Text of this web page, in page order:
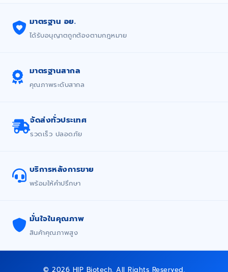
มาตรฐาน อย.
ได้รับอนุญาตถูกต้องตามกฎหมาย
มาตรฐานสากล
คุณภาพระดับสากล
จัดส่งทั่วประเทศ
รวดเร็ว ปลอดภัย
บริการหลังการขาย
พร้อมให้คำปรึกษา
มั่นใจในคุณภาพ
สินค้าคุณภาพสูง
© 2026 HIP Biotech. All Rights Reserved.